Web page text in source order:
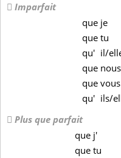
Imparfait
que je
que tu
qu' il/
que nous
que vous
qu' ils/
Plus que parfait
que j'
quetu